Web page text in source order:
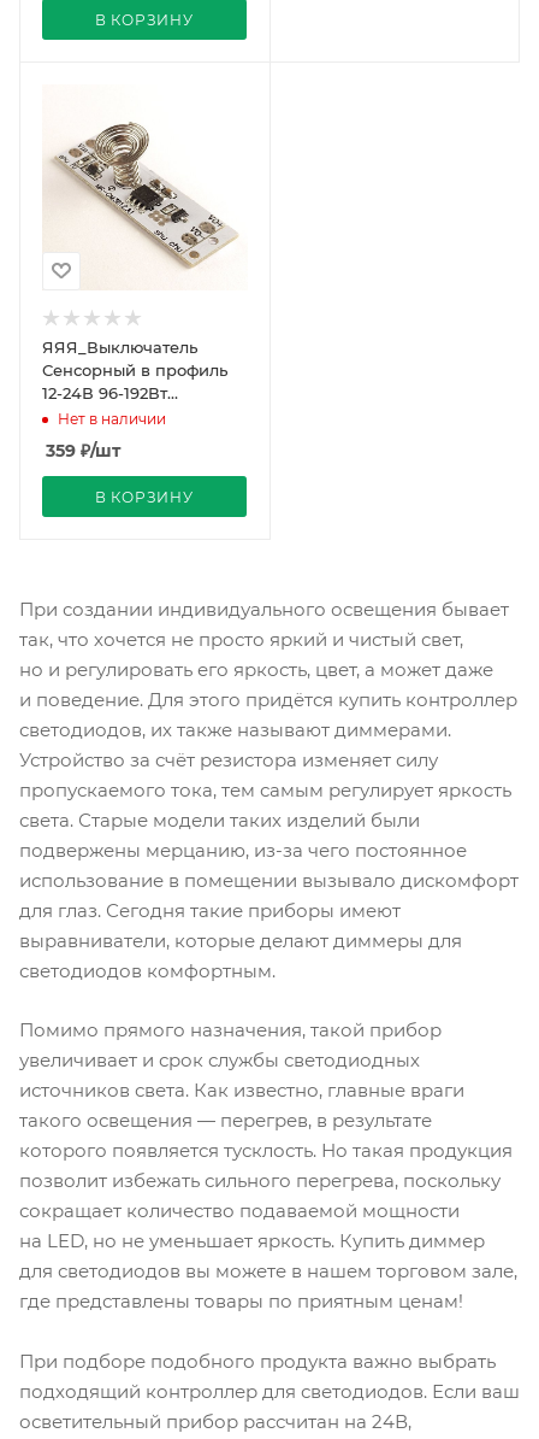
В КОРЗИНУ
ЯЯЯ_Выключатель
Сенсорный в профиль
12-24В 96-192Вт
40х10х12мм REDIGLE
Нет в наличии
359 ₽/шт
В КОРЗИНУ
При создании индивидуального освещения бывает
так, что хочется не просто яркий и чистый свет,
но и регулировать его яркость, цвет, а может даже
и поведение. Для этого придётся купить контроллер
светодиодов, их также называют диммерами.
Устройство за счёт резистора изменяет силу
пропускаемого тока, тем самым регулирует яркость
света. Старые модели таких изделий были
подвержены мерцанию, из-за чего постоянное
использование в помещении вызывало дискомфорт
для глаз. Сегодня такие приборы имеют
выравниватели, которые делают диммеры для
светодиодов комфортным.
Помимо прямого назначения, такой прибор
увеличивает и срок службы светодиодных
источников света. Как известно, главные враги
такого освещения — перегрев, в результате
которого появляется тусклость. Но такая продукция
позволит избежать сильного перегрева, поскольку
сокращает количество подаваемой мощности
на LED, но не уменьшает яркость. Купить диммер
для светодиодов вы можете в нашем торговом зале,
где представлены товары по приятным ценам!
При подборе подобного продукта важно выбрать
подходящий контроллер для светодиодов. Если ваш
осветительный прибор рассчитан на 24В,